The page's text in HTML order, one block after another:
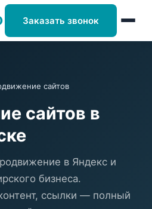
Заказать звонок
сайтов
сайтов в
в Яндекс и
бизнеса.
ссылки — полный